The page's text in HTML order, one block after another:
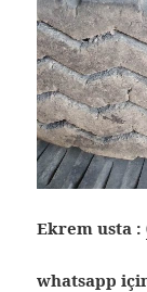
Ekrem usta :
whatsapp